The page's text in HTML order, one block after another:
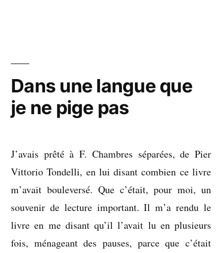
Dans une langue que
je ne pige pas
J’avais prêté à F. Chambres séparées, de Pier
Vittorio Tondelli, en lui disant combien ce livre
m’avait bouleversé. Que c’était, pour moi, un
souvenir de lecture important. Il m’a rendu le
livre en me disant qu’il l’avait lu en plusieurs
fois, ménageant des pauses, parce que c’était